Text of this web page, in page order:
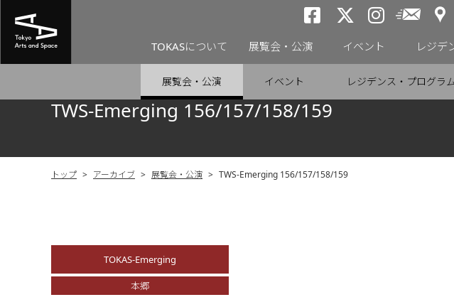
トーキョ
トーキ
トー
メ
TOKASについて 展覧会・公演 イベント レジデ
展覧会・公演 イベント レジデンス・プログラ
TWS-Emerging 156/157/158/159
トップ > アーカイブ > 展覧会・公演 > TWS-Emerging 156/157/158/159
TOKAS-Emerging
本郷